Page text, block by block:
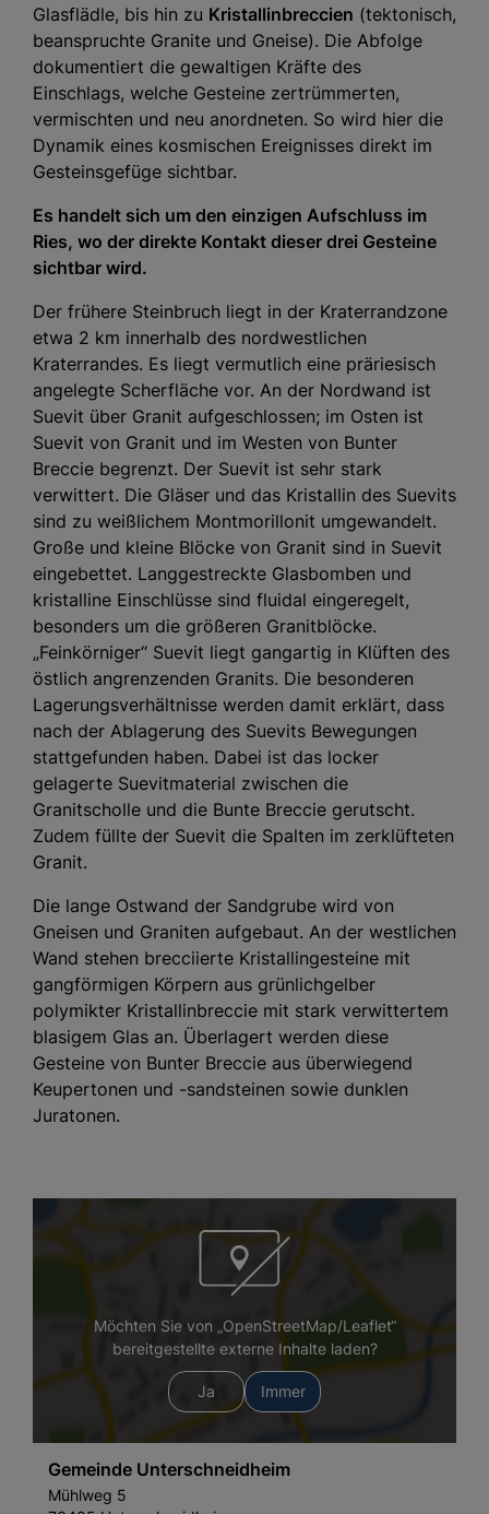
Glasflädle, bis hin zu Kristallinbreccien (tektonisch,
beanspruchte Granite und Gneise). Die Abfolge
dokumentiert die gewaltigen Kräfte des
Einschlags, welche Gesteine zertrümmerten,
vermischten und neu anordneten. So wird hier die
Dynamik eines kosmischen Ereignisses direkt im
Gesteinsgefüge sichtbar.
Es handelt sich um den einzigen Aufschluss im
Ries, wo der direkte Kontakt dieser drei Gesteine
sichtbar wird.
Der frühere Steinbruch liegt in der Kraterrandzone
etwa 2 km innerhalb des nordwestlichen
Kraterrandes. Es liegt vermutlich eine präriesisch
angelegte Scherfläche vor. An der Nordwand ist
Suevit über Granit aufgeschlossen; im Osten ist
Suevit von Granit und im Westen von Bunter
Breccie begrenzt. Der Suevit ist sehr stark
verwittert. Die Gläser und das Kristallin des Suevits
sind zu weißlichem Montmorillonit umgewandelt.
Große und kleine Blöcke von Granit sind in Suevit
eingebettet. Langgestreckte Glasbomben und
kristalline Einschlüsse sind fluidal eingeregelt,
besonders um die größeren Granitblöcke.
„Feinkörniger“ Suevit liegt gangartig in Klüften des
östlich angrenzenden Granits. Die besonderen
Lagerungsverhältnisse werden damit erklärt, dass
nach der Ablagerung des Suevits Bewegungen
stattgefunden haben. Dabei ist das locker
gelagerte Suevitmaterial zwischen die
Granitscholle und die Bunte Breccie gerutscht.
Zudem füllte der Suevit die Spalten im zerklüfteten
Granit.
Die lange Ostwand der Sandgrube wird von
Gneisen und Graniten aufgebaut. An der westlichen
Wand stehen brecciierte Kristallingesteine mit
gangförmigen Körpern aus grünlichgelber
polymikter Kristallinbreccie mit stark verwittertem
blasigem Glas an. Überlagert werden diese
Gesteine von Bunter Breccie aus überwiegend
Keupertonen und -sandsteinen sowie dunklen
Juratonen.
Möchten Sie von „OpenStreetMap/Leaflet“
bereitgestellte externe Inhalte laden?
Ja Immer
Gemeinde Unterschneidheim
Mühlweg 5